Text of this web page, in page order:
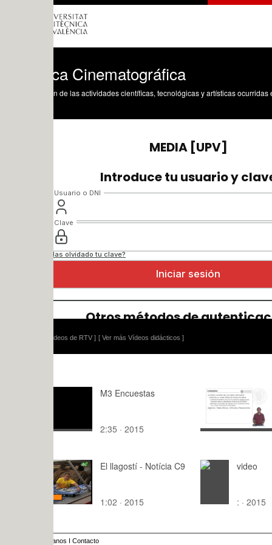
Cinematográfica
de las actividades científicas, tecnológicas y artísticas ocurridas en los tres
[ Ver más Vídeos didácticos ]
M3 Encuestas
2:35 · 2015
Microsoft
Ejercicios
consultas
de
9:48 · 2009
El llagostí - Notícia C9
1:02 · 2015
video
: · 2015